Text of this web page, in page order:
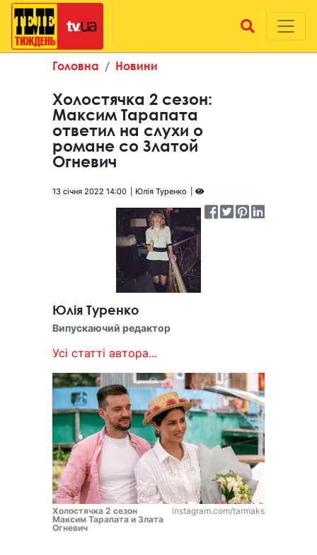
Головна Новини
Холостячка 2 сезон:
Максим Тарапата
ответил на слухи о
романе со Златой
Огневич
13 січня 2022 14:00 Юлія Туренко
Юлія Туренко
Випускаючий редактор
Усі статті автора...
Холостячка 2 сезон
Максим Тарапата и Злата
Огневич
instagram.com/tarmaks